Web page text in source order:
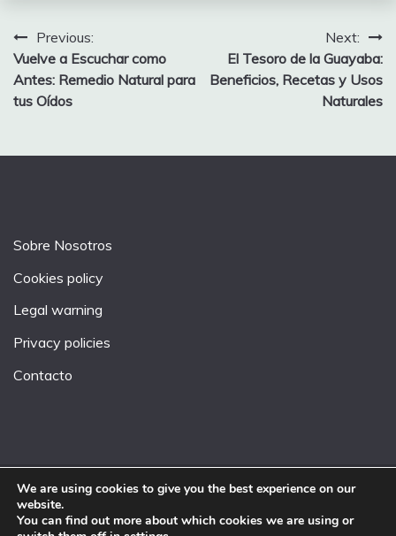
Post
navigation
Previous:
Vuelve a Escuchar como
Antes: Remedio Natural para
tus Oídos
Next:
El Tesoro de la Guayaba:
Beneficios, Recetas y Usos
Naturales
Sobre Nosotros
Cookies policy
Legal warning
Privacy policies
Contacto
Proudly powered by WordPress
Theme: Fairy by
We are using cookies to give you the best experience on our
website.
You can find out more about which cookies we are using or